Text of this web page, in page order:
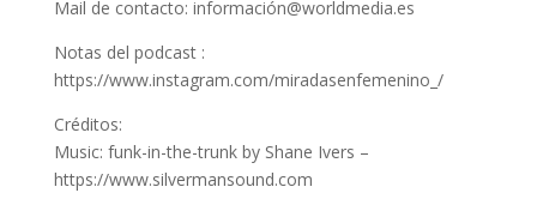
Mail de contacto: información@worldmedia.es
Notas del podcast :
https://www.instagram.com/miradasenfemenino_/
Créditos:
Music: funk-in-the-trunk by Shane Ivers –
https://www.silvermansound.com